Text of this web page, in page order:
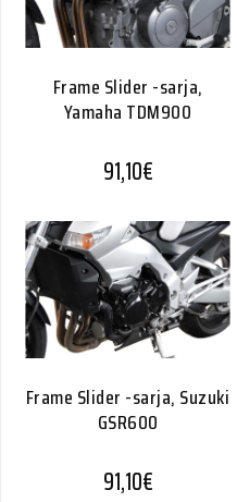
Frame Slider -sarja,
Yamaha TDM900
91,10€
Frame Slider -sarja, Suzuki
GSR600
91,10€